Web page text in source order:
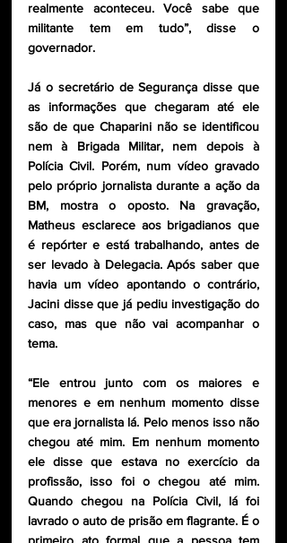
realmente aconteceu. Você sabe que
militante tem em tudo”, disse o
governador.
Já o secretário de Segurança disse que
as informações que chegaram até ele
são de que Chaparini não se identificou
nem à Brigada Militar, nem depois à
Polícia Civil. Porém, num vídeo gravado
pelo próprio jornalista durante a ação da
BM, mostra o oposto. Na gravação,
Matheus esclarece aos brigadianos que
é repórter e está trabalhando, antes de
ser levado à Delegacia. Após saber que
havia um vídeo apontando o contrário,
Jacini disse que já pediu investigação do
caso, mas que não vai acompanhar o
tema.
“Ele entrou junto com os maiores e
menores e em nenhum momento disse
que era jornalista lá. Pelo menos isso não
chegou até mim. Em nenhum momento
ele disse que estava no exercício da
profissão, isso foi o chegou até mim.
Quando chegou na Polícia Civil, lá foi
lavrado o auto de prisão em flagrante. É o